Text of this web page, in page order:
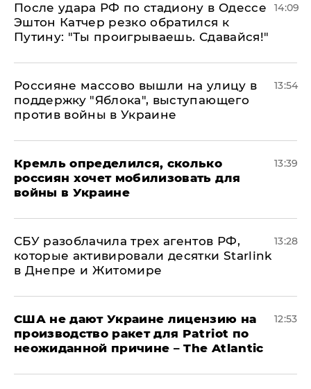
После удара РФ по стадиону в Одессе
Эштон Катчер резко обратился к
Путину: "Ты проигрываешь. Сдавайся!"
14:09
Россияне массово вышли на улицу в
поддержку "Яблока", выступающего
против войны в Украине
13:54
Кремль определился, сколько
россиян хочет мобилизовать для
войны в Украине
13:39
СБУ разоблачила трех агентов РФ,
которые активировали десятки Starlink
в Днепре и Житомире
13:28
США не дают Украине лицензию на
производство ракет для Patriot по
неожиданной причине – The Atlantic
12:53